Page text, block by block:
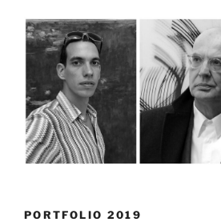
PORTFOLIO 2019